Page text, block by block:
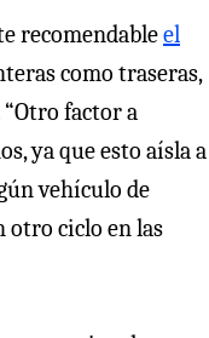
recomendableel
como traseras,
factor a
ya que esto aísla a
vehículo de
otro ciclo en las